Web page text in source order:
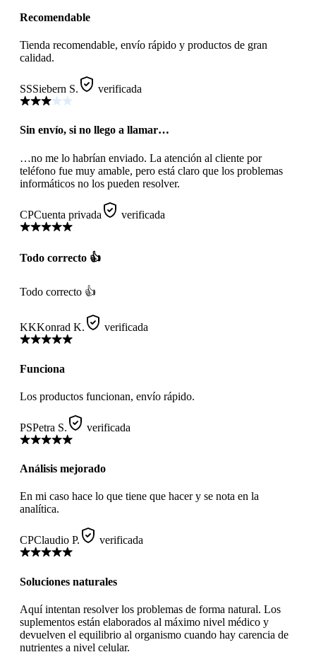
Recomendable
Tienda recomendable, envío rápido y productos de gran
calidad.
SSSiebern S. verificada
Sin envío, si no llego a llamar…
…no me lo habrían enviado. La atención al cliente por
teléfono fue muy amable, pero está claro que los problemas
informáticos no los pueden resolver.
CPCuenta privada verificada
Todo correcto 👍
Todo correcto 👍
KKKonrad K. verificada
Funciona
Los productos funcionan, envío rápido.
PSPetra S. verificada
Análisis mejorado
En mi caso hace lo que tiene que hacer y se nota en la
analítica.
CPClaudio P. verificada
Soluciones naturales
Aquí intentan resolver los problemas de forma natural. Los
suplementos están elaborados al máximo nivel médico y
devuelven el equilibrio al organismo cuando hay carencia de
nutrientes a nivel celular.